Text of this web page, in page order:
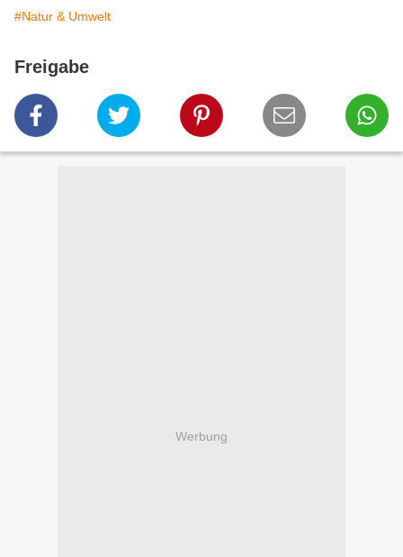
#Natur & Umwelt
Freigabe
Werbung